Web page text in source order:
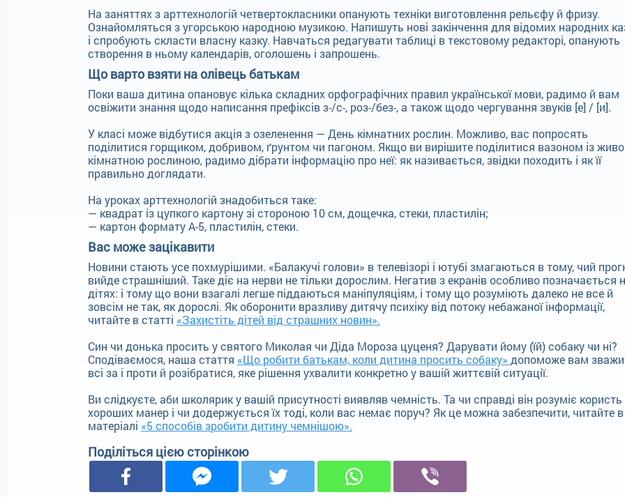
На заняттях з арттехнологій четвертокласники опанують техніки виготовлення рельєфу й фризу.
Ознайомляться з угорською народною музикою. Напишуть нові закінчення для відомих народних
і спробують скласти власну казку. Навчаться редагувати таблиці в текстовому редакторі, опанують
створення в ньому календарів, оголошень і запрошень.
Що варто взяти на олівець батькам
Поки ваша дитина опановує кілька складних орфографічних правил української мови, радимо й вам
освіжити знання щодо написання префіксів з-/с-, роз-/без-, а також щодо чергування звуків [е] / [и].
У класі може відбутися акція з озеленення — День кімнатних рослин. Можливо, вас попросять
поділитися горщиком, добривом, ґрунтом чи пагоном. Якщо ви вирішите поділитися вазоном із
кімнатною рослиною, радимо дібрати інформацію про неї: як називається, звідки походить і як її
правильно доглядати.
На уроках арттехнологій знадобиться таке:
— квадрат із цупкого картону зі стороною 10 см, дощечка, стеки, пластилін;
— картон формату А-5, пластилін, стеки.
Вас може зацікавити
Новини стають усе похмурішими. «Балакучі голови» в телевізорі і ютубі змагаються в тому, чий
вийде страшніший. Таке діє на нерви не тільки дорослим. Негатив з екранів особливо позначається
дітях: і тому що вони взагалі легше піддаються маніпуляціям, і тому що розуміють далеко не все й
зовсім не так, як дорослі. Як оборонити вразливу дитячу психіку від потоку небажаної інформації,
читайте в статті «Захистіть дітей від страшних новин».
Син чи донька просить у святого Миколая чи Діда Мороза цуценя? Дарувати йому (їй) собаку чи ні?
Сподіваємося, наша стаття «Що робити батькам, коли дитина просить собаку» допоможе вам
всі за і проти й розібратися, яке рішення ухвалити конкретно у вашій життєвій ситуації.
Ви слідкуєте, аби школярик у вашій присутності виявляв чемність. Та чи справді він розуміє користь
хороших манер і чи додержується їх тоді, коли вас немає поруч? Як це можна забезпечити, читайте в
матеріалі «5 способів зробити дитину чемнішою».
Поділіться цією сторінкою